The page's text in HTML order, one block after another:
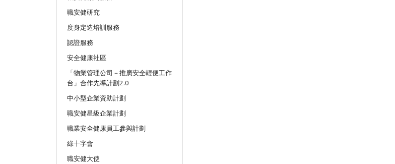
公開講座
「使用鏈鋸安全指南：識別風險及預防事故」網上講座
講座
吊運及負荷物移動機械安全：意外個案分析、驗收檢測、安全實
務與創新科技應用網上講座
公開講座
《竹棚架工作安全守則》及相關的職安健法例網上公開講座
職安健研究
度身定造培訓服務
認證服務
安全健康社區
「物業管理公司－推廣安全輕便工作
台」合作先導計劃2.0
中小型企業資助計劃
職安健星級企業計劃
職業安全健康員工參與計劃
綠十字會
職安健大使